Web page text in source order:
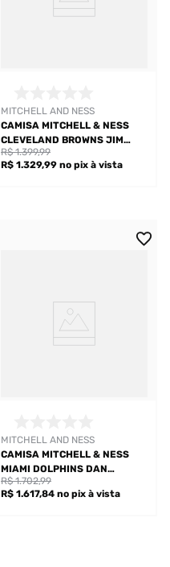
MITCHELL AND NESS
CAMISA MITCHELL & NESS
CLEVELAND BROWNS JIM
BROWN MASCULINA
R$ 1.329,99 no pix à vista
R$ 1.399,99
MITCHELL AND NESS
CAMISA MITCHELL & NESS
MIAMI DOLPHINS DAN
MARINO MASCULINA
R$ 1.617,84 no pix à vista
R$ 1.702,99